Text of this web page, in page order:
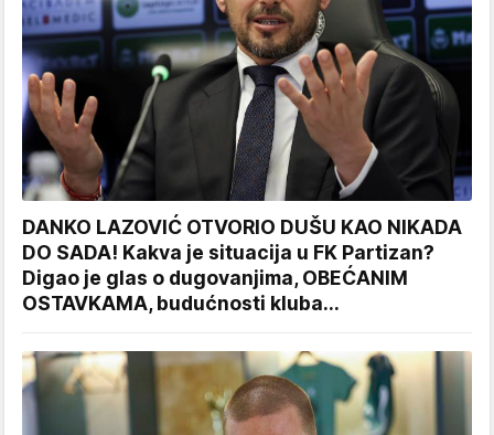
DANKO LAZOVIĆ OTVORIO DUŠU KAO NIKADA
DO SADA! Kakva je situacija u FK Partizan?
Digao je glas o dugovanjima, OBEĆANIM
OSTAVKAMA, budućnosti kluba...